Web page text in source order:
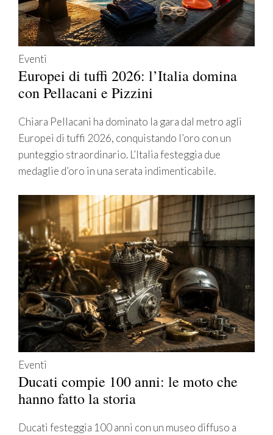
Eventi
Europei di tuffi 2026: l’Italia domina
con Pellacani e Pizzini
Chiara Pellacani ha dominato la gara dal metro agli
Europei di tuffi 2026, conquistando l’oro con un
punteggio straordinario. L’Italia festeggia due
medaglie d’oro in una serata indimenticabile.
Eventi
Ducati compie 100 anni: le moto che
hanno fatto la storia
Ducati festeggia 100 anni con un museo diffuso a